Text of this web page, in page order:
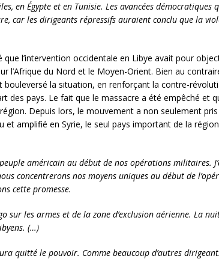
en Égypte et en Tunisie. Les avancées démocratiques
car les dirigeants répressifs auraient conclu que la
l’intervention occidentale en Libye avait pour
l’Afrique du Nord et le Moyen-Orient. Bien au
la situation, en renforçant la contre-
des pays. Le fait que le massacre a été empêché et
Depuis lors, le mouvement a non seulement
et amplifié en Syrie, le seul pays important de la
américain au début de nos opérations militaires.
concentrerons nos moyens uniques au début de
cette promesse.
sur les armes et de la zone d’exclusion aérienne. La
(…)
quitté le pouvoir. Comme beaucoup d’autres